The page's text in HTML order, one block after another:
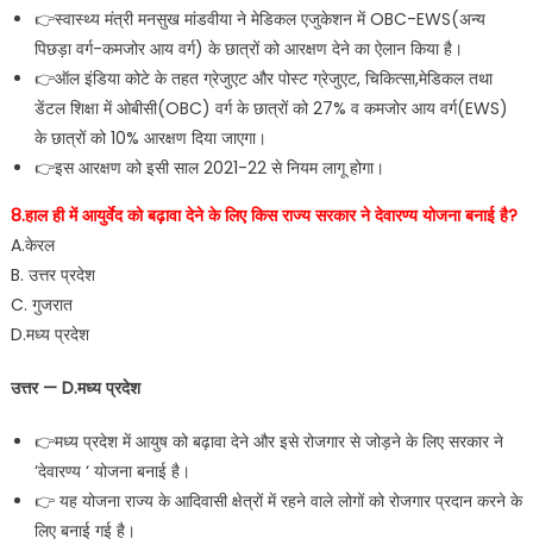
👉स्वास्थ्य मंत्री मनसुख मांडवीया ने मेडिकल एजुकेशन में OBC-EWS(अन्य
पिछड़ा वर्ग-कमजोर आय वर्ग) के छात्रों को आरक्षण देने का ऐलान किया है।
👉ऑल इंडिया कोटे के तहत ग्रेजुएट और पोस्ट ग्रेजुएट, चिकित्सा,मेडिकल तथा
डेंटल शिक्षा में ओबीसी(OBC) वर्ग के छात्रों को 27% व कमजोर आय वर्ग(EWS)
के छात्रों को 10% आरक्षण दिया जाएगा।
👉इस आरक्षण को इसी साल 2021-22 से नियम लागू होगा।
8.हाल ही में आयुर्वेद को बढ़ावा देने के लिए किस राज्य सरकार ने देवारण्य योजना बनाई है?
A.केरल
B. उत्तर प्रदेश
C. गुजरात
D.मध्य प्रदेश
उत्तर — D.मध्य प्रदेश
👉मध्य प्रदेश में आयुष को बढ़ावा देने और इसे रोजगार से जोड़ने के लिए सरकार ने
‘देवारण्य ‘ योजना बनाई है।
👉 यह योजना राज्य के आदिवासी क्षेत्रों में रहने वाले लोगों को रोजगार प्रदान करने के
लिए बनाई गई है।